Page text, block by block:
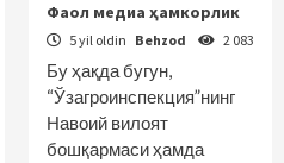
Фаол медиа ҳамкорлик
5 yil oldin Behzod 2 083
Бу ҳақда бугун,
“Ўзагроинспекция”нинг
Навоий вилоят
бошқармаси ҳамда